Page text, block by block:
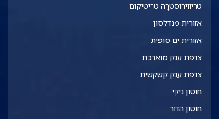
טריווירוסטרָה טריטיקום
אזורית מנדלסון
אזורית ים סופית
צדפת ענק מוארכת
צדפת ענק קשקשית
חוטון ניקי
חוטון הדור